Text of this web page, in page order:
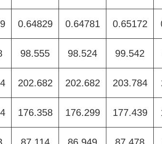
0.64829 0.64781 0.65172
98.555 98.524 99.542
202.682 202.682 203.784
176.358 176.299 177.439